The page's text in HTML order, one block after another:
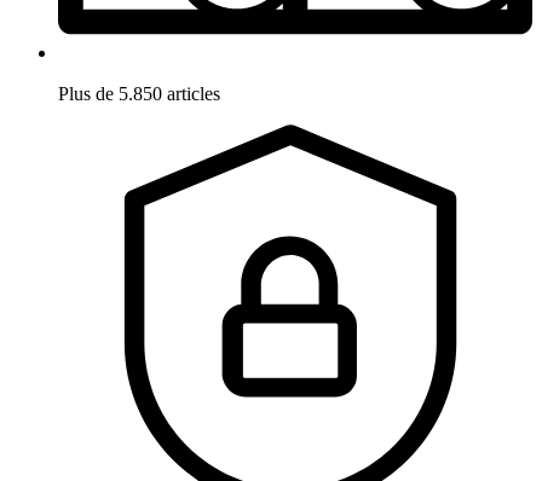
Plus de 5.850 articles